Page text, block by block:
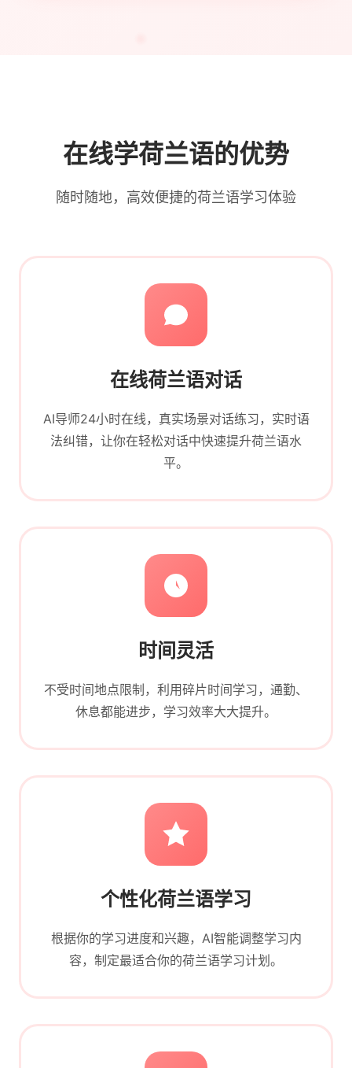
在线学荷兰语的优势
随时随地，高效便捷的荷兰语学习体验
在线荷兰语对话
AI导师24小时在线，真实场景对话练习，实时语
法纠错，让你在轻松对话中快速提升荷兰语水
平。
时间灵活
不受时间地点限制，利用碎片时间学习，通勤、
休息都能进步，学习效率大大提升。
个性化荷兰语学习
根据你的学习进度和兴趣，AI智能调整学习内
容，制定最适合你的荷兰语学习计划。